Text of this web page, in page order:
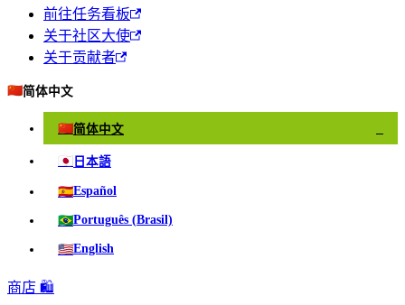
前往任务看板
关于社区大使
关于贡献者
🇨🇳简体中文
🇨🇳简体中文
🇯🇵 日本語
🇪🇸Español
🇧🇷Português (Brasil)
🇺🇸English
商店 🛍️